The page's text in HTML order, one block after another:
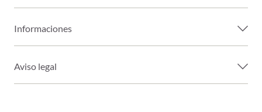
Informaciones
Aviso legal